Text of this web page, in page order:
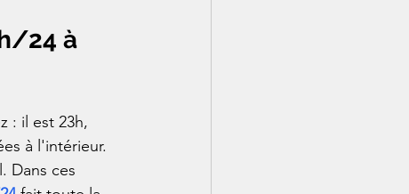
24 à
: il est 23h,
à l'intérieur.
Dans ces